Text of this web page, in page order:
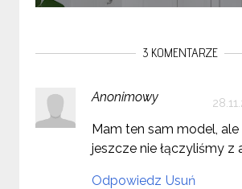
3 KOMENTARZE
Anonimowy
Mam ten sam model,
jeszcze nie łączyliśmy z
Odpowiedz Usuń